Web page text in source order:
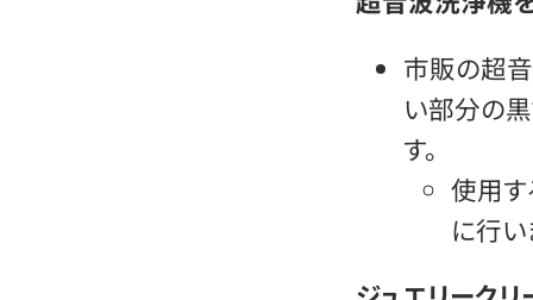
市販の超
い部分の
す。
使用す
に行い